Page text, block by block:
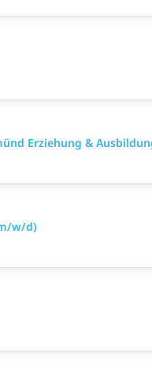
Erziehung &
w/d)